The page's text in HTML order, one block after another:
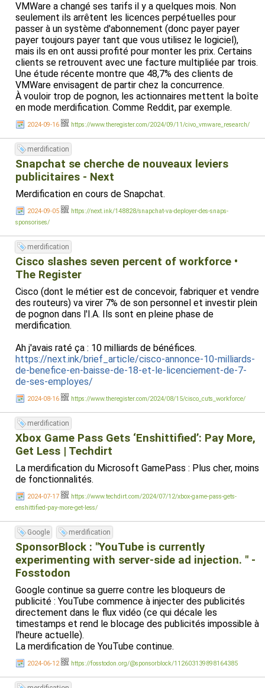
VMWare a changé ses tarifs il y a quelques mois. Non
seulement ils arrêtent les licences perpétuelles pour
passer à un système d'abonnement (donc payer payer
payer toujours payer tant que vous utilisez le logiciel),
mais ils en ont aussi profité pour monter les prix. Certains
clients se retrouvent avec une facture multipliée par trois.
Une étude récente montre que 48,7% des clients de
VMWare envisagent de partir chez la concurrence.
À vouloir trop de pognon, les actionnaires mettent la boîte
en mode merdification. Comme Reddit, par exemple.
2024-09-16 https://www.theregister.com/2024/09/11/civo_vmware_research/
merdification
Snapchat se cherche de nouveaux leviers
publicitaires - Next
Merdification en cours de Snapchat.
2024-09-05
https://next.ink/148828/snapchat-va-deployer-des-snaps-
sponsorises/
merdification
Cisco slashes seven percent of workforce •
The Register
Cisco (dont le métier est de concevoir, fabriquer et vendre
des routeurs) va virer 7% de son personnel et investir plein
de pognon dans l'I.A. Ils sont en pleine phase de
merdification.
Ah j'avais raté ça : 10 milliards de bénéfices.
https://next.ink/brief_article/cisco-annonce-10-milliards-
de-benefice-en-baisse-de-18-et-le-licenciement-de-7-
de-ses-employes/
2024-08-16 https://www.theregister.com/2024/08/15/cisco_cuts_workforce/
merdification
Xbox Game Pass Gets ‘Enshittified’: Pay More,
Get Less | Techdirt
La merdification du Microsoft GamePass : Plus cher, moins
de fonctionnalités.
2024-07-17
https://www.techdirt.com/2024/07/12/xbox-game-pass-gets-
enshittified-pay-more-get-less/
Google merdification
SponsorBlock : "YouTube is currently
experimenting with server-side ad injection. " -
Fosstodon
Google continue sa guerre contre les bloqueurs de
publicité : YouTube commence à injecter des publicités
directement dans le flux vidéo (ce qui décale les
timestamps et rend le blocage des publicités impossible à
l'heure actuelle).
La merdification de YouTube continue.
2024-06-12 https://fosstodon.org/@sponsorblock/112603139898164385